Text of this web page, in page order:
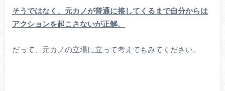
そうではなく、元カノが普通に接してくるまで自分からは
アクションを起こさないが正解。
だって、元カノの立場に立って考えてもみてください。